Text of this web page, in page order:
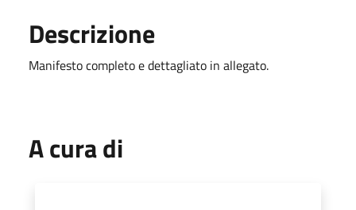
Descrizione
Manifesto completo e dettagliato in allegato.
A cura di